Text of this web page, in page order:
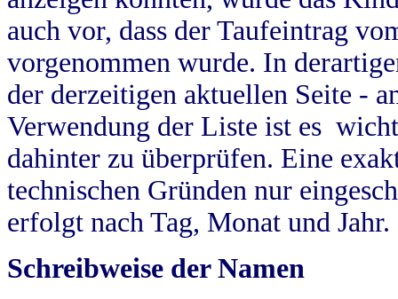
auch vor, dass der Taufeintrag
vorgenommen wurde. In
der derzeitigen aktuellen Seite -
Verwendung der Liste ist es
dahinter zu überprüfen. Eine
technischen Gründen nur
erfolgt nach Tag, Monat und Jahr.
Schreibweise der Namen